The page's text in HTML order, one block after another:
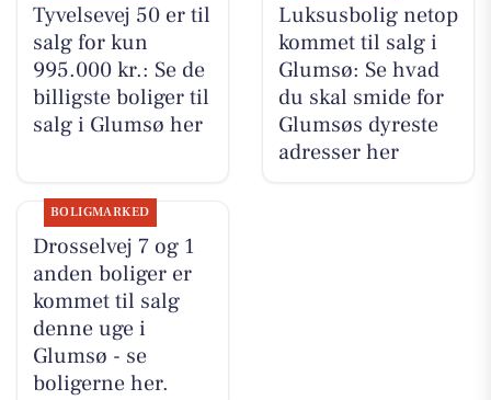
Tyvelsevej 50 er til
salg for kun
995.000 kr.: Se de
billigste boliger til
salg i Glumsø her
Luksusbolig netop
kommet til salg i
Glumsø: Se hvad
du skal smide for
Glumsøs dyreste
adresser her
BOLIGMARKED
Drosselvej 7 og 1
anden boliger er
kommet til salg
denne uge i
Glumsø - se
boligerne her.